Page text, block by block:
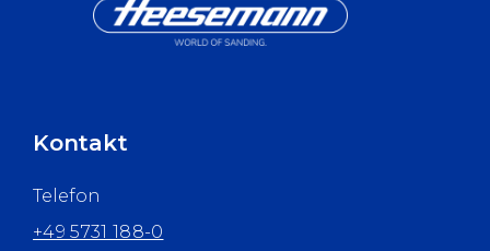
Kontakt
Telefon
+49 5731 188-0